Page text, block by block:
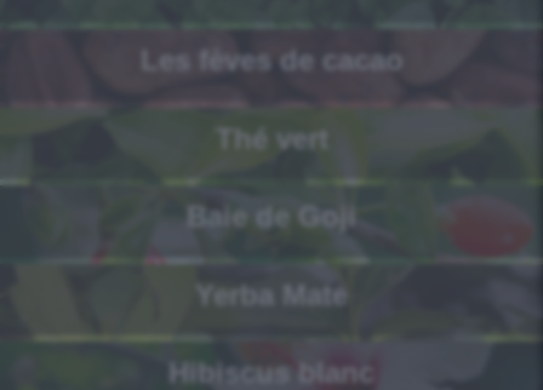
Les fèves de cacao
Thé vert
Baie de Goji
Yerba Mate
Hibiscus blanc